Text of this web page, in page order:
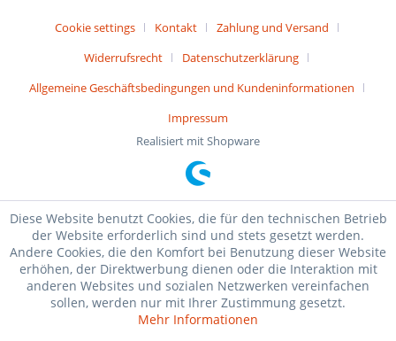
Cookie settings Kontakt
Zahlung und Versand
Widerrufsrecht
Datenschutzerklärung
Allgemeine Geschäftsbedingungen und Kundeninformationen
Impressum
Realisiert mit Shopware
Diese Website benutzt Cookies, die für den technischen Betrieb
der Website erforderlich sind und stets gesetzt werden.
Andere Cookies, die den Komfort bei Benutzung dieser Website
erhöhen, der Direktwerbung dienen oder die Interaktion mit
anderen Websites und sozialen Netzwerken vereinfachen
sollen, werden nur mit Ihrer Zustimmung gesetzt.
Mehr Informationen